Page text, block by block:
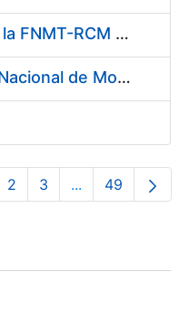
Conexión mediante Fibra Óptica de los Centros de Proceso de Datos (CPDs) de las sedes de la FNMT-RCM de Burgos y Madrid
Contratación de acuerdo marco para el Suministro de Material de Electricidad para la Fábrica Nacional de Moneda y Timbre-Real Casa de la Moneda en su centro de trabajo de Burgos
Pàgina
2 Pàgina
3 ...PàginesPàgina
49